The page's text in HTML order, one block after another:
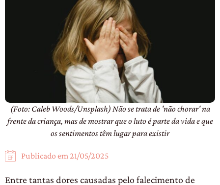
(Foto: Caleb Woods/Unsplash) Não se trata de 'não chorar' na
frente da criança, mas de mostrar que o luto é parte da vida e que
os sentimentos têm lugar para existir
Publicado em 21/05/2025
Entre tantas dores causadas pelo falecimento de